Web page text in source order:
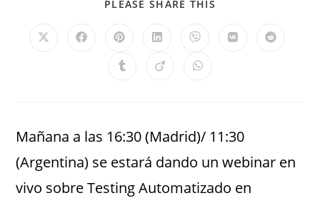
PLEASE SHARE THIS
Mañana a las 16:30 (Madrid)/ 11:30
(Argentina) se estará dando un webinar en
vivo sobre Testing Automatizado en